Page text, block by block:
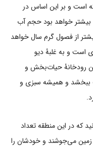
است و بر این اساس در
بیشتر خواهد بود حجم آب
از فصول گرم سال خواهد
است و به غلبۀ دیو
رودخانۀ حیات‌بخش و
ببخشد و همیشه سبزی و
که در این منطقه تعداد
می‌جوشند و خودشان را